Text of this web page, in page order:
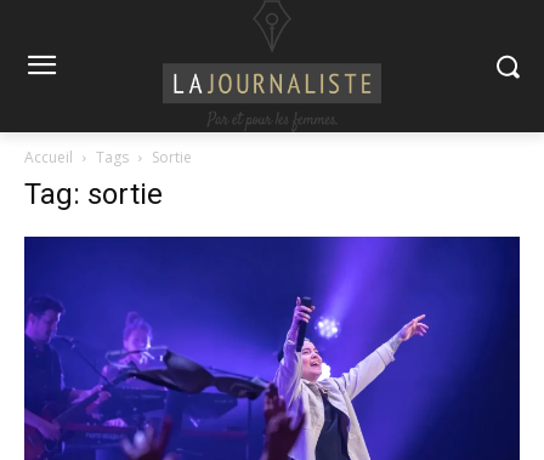
Accueil Tags Sortie
Tag: sortie